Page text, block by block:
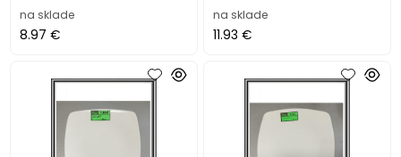
na sklade
8.97 €
na sklade
11.93 €